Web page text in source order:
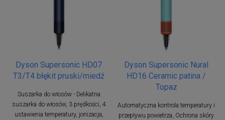
Dyson Supersonic HD07
T3/T4 błękit pruski/miedź
Suszarka do włosów - Delikatna
suszarka do włosów, 3 prędkości, 4
ustawienia temperatury, jonizacja,
Dyson Supersonic Nural
HD16 Ceramic patina /
Topaz
Automatyczna kontrola temperatury i
przepływu powietrza, Ochrona skóry